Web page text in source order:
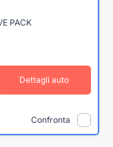
PACK
Dettagli auto
Confronta